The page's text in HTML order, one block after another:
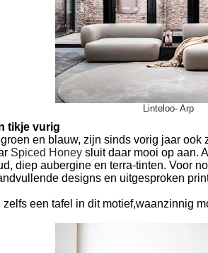
Linteloo- Arp
tikje vurig
en blauw, zijn sinds vorig jaar
Spiced Honey sluit daar mooi op aan.
diep aubergine en terra-tinten. Voor
designs en uitgesproken
een tafel in dit motief,waanzinnig